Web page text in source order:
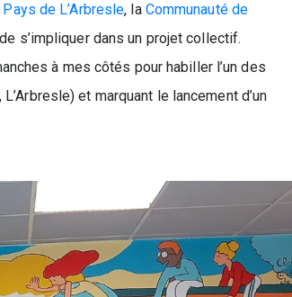
de L’Arbresle, la Communauté de
s’impliquer dans un projet collectif.
à mes côtés pour habiller l’un des
et marquant le lancement d’un